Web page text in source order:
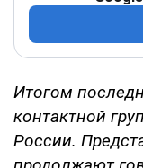
Итогом
контактной
России.